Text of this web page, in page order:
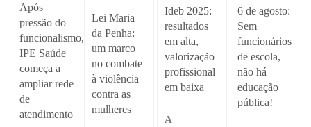
Após
pressão do
funcionalismo,
IPE Saúde
começa a
ampliar rede
de
atendimento
Lei Maria
da Penha:
um marco
no combate
à violência
contra as
mulheres
Ideb 2025:
resultados
em alta,
valorização
profissional
em baixa
A
6 de agosto:
Sem
funcionários
de escola,
não há
educação
pública!